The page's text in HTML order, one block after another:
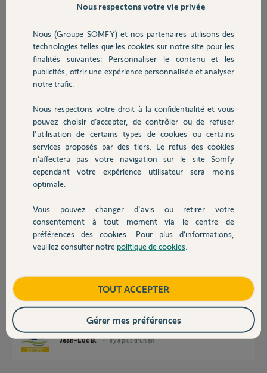
Sécurité
Domotique
Chauffage
Autres produits
Devis avec un pro
Contact
Bsr me suis trompé en posant ma question ds une réponse désolé
équipements volets les scénarios sont bien conserves mais message
d erreur équipement non reconnu même si j essaye de reconnecter
un équipent rien ne fct je ne peux ni ajouter ni supprimer un
equipement
Code pin 2018 1750 0794 merci de votre aide Merci à la hot ligne si
Merci,
Marc C.
il y a plus d'un an
Participer au fil de discussion
Réponses
Comment resynchro...
440 ko
Jean-Luc B. il y a plus d'un an
Nous respectons votre vie privée
Nous (Groupe SOMFY) et nos partenaires utilisons des
technologies telles que les cookies sur notre site pour les
finalités suivantes: Personnaliser le contenu et les
publicités, offrir une expérience personnalisée et analyser
notre trafic.
Nous respectons votre droit à la confidentialité et vous
pouvez choisir d’accepter, de contrôler ou de refuser
l'utilisation de certains types de cookies ou certains
services proposés par des tiers. Le refus des cookies
n’affectera pas votre navigation sur le site Somfy
cependant votre expérience utilisateur sera moins
optimale.
Vous pouvez changer d'avis ou retirer votre
consentement à tout moment via le centre de
préférences des cookies. Pour plus d’informations,
veuillez consulter notre politique de cookies
TOUT ACCEPTER
Gérer mes préférences